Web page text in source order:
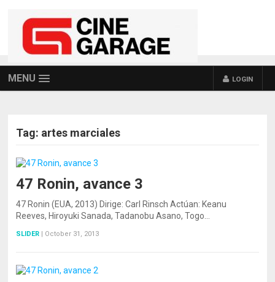
MENU LOGIN
Tag: artes marciales
47 Ronin, avance 3
47 Ronin (EUA, 2013) Dirige: Carl Rinsch Actúan: Keanu
Reeves, Hiroyuki Sanada, Tadanobu Asano, Togo…
SLIDER | October 31, 2013